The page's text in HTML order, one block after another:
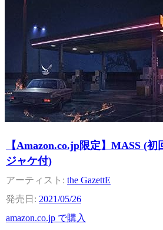
【Amazon.co.jp限定】MASS (
ジャケ付)
the GazettE
2021/05/26
amazon.co.jp で購入